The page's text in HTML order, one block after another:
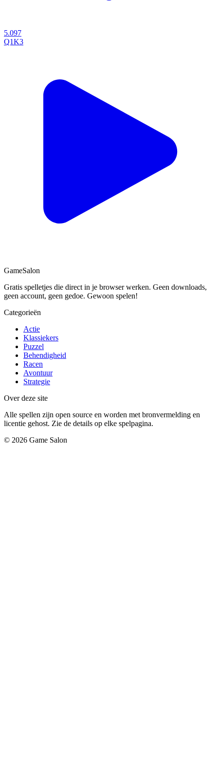
5.097
Q1K3
GameSalon
Gratis spelletjes die direct in je browser werken. Geen downloads,
geen account, geen gedoe. Gewoon spelen!
Categorieën
Actie
Klassiekers
Puzzel
Behendigheid
Racen
Avontuur
Strategie
Over deze site
Alle spellen zijn open source en worden met bronvermelding en
licentie gehost. Zie de details op elke spelpagina.
© 2026 Game Salon